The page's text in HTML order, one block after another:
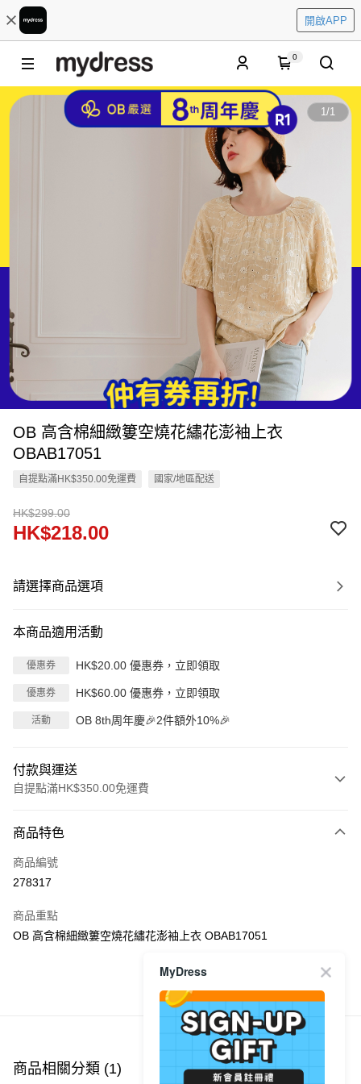
開啟APP
0
1/1
OB 高含棉細緻簍空燒花繡花澎袖上衣
OBAB17051
自提點滿HK$350.00免運費 國家/地區配送
HK$299.00
HK$218.00
請選擇商品選項
本商品適用活動
優惠券 HK$20.00 優惠券，立即領取
優惠券 HK$60.00 優惠券，立即領取
活動 OB 8th周年慶🎉2件額外10%🎉
付款與運送
自提點滿HK$350.00免運費
信用卡
Apple Pay
PayMe
每筆HK$40.00，滿HK$350.00或以上免運費
付款後順豐站及營業點
商品特色
商品編號
278317
商品重點
OB 高含棉細緻簍空燒花繡花澎袖上衣 OBAB17051
商品推薦
商品相關分類 (1)
MyDress